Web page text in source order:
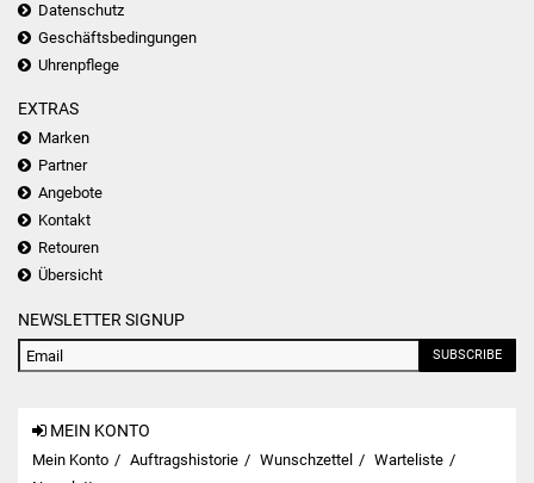
Datenschutz
Geschäftsbedingungen
Uhrenpflege
EXTRAS
Marken
Partner
Angebote
Kontakt
Retouren
Übersicht
NEWSLETTER SIGNUP
SUBSCRIBE
MEIN KONTO
Mein Konto Auftragshistorie Wunschzettel
Warteliste